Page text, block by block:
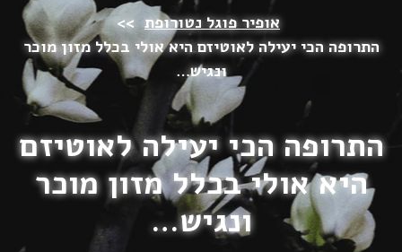
אופיר פוגל נטורופת >>
התרופה הכי יעילה לאוטיזם היא אולי בכלל מזון מוכר
ונגיש…
התרופה הכי יעילה לאוטיזם
היא אולי בכלל מזון מוכר
ונגיש…